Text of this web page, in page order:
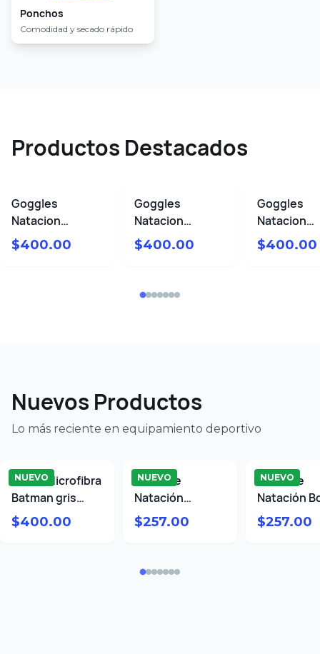
Ponchos
Comodidad y secado rápido
Productos Destacados
Goggles
Natacion
Competencia
Zoom Espejo
$400.00
Goggles
Natacion
Grandes Vision
Negro
$400.00
Goggles
Natacion
Grandes
Azul
$400.00
Nuevos Productos
Lo más reciente en equipamiento deportivo
NUEVO
Toalla Microfibra
Batman gris
75x150
$400.00
NUEVO
Gorra de
Natación
Spiderman
Hombre araña
$257.00
NUEVO
Gorra de
Natación
Negra
$257.00